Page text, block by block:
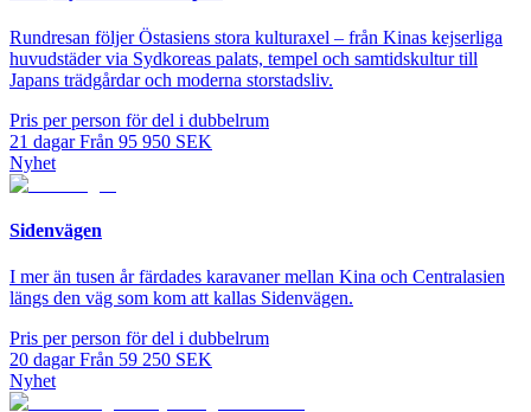
Rundresan följer Östasiens stora kulturaxel – från Kinas kejserliga
huvudstäder via Sydkoreas palats, tempel och samtidskultur till
Japans trädgårdar och moderna storstadsliv.
Pris per person för del i dubbelrum
21 dagar Från 95 950 SEK
Nyhet
Sidenvägen
I mer än tusen år färdades karavaner mellan Kina och Centralasien
längs den väg som kom att kallas Sidenvägen.
Pris per person för del i dubbelrum
20 dagar Från 59 250 SEK
Nyhet